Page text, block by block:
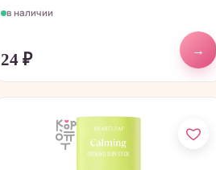
в наличии
24₽
→